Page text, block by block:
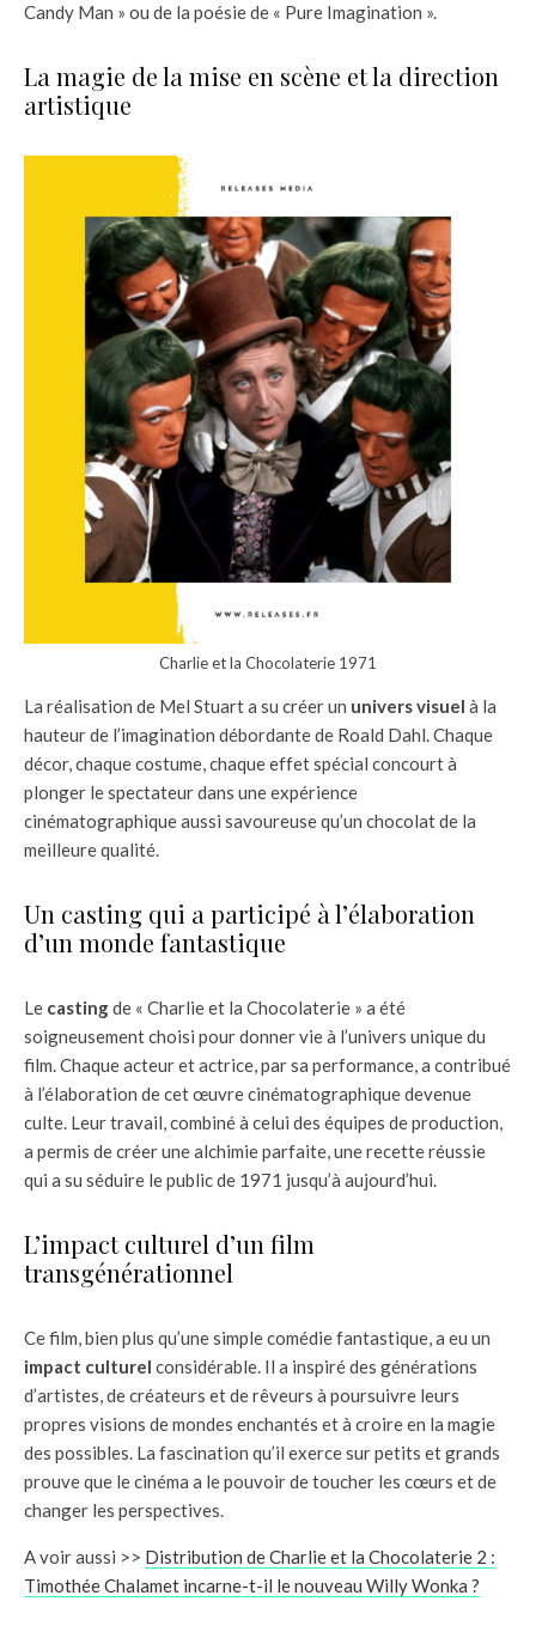
Candy Man » ou de la poésie de « Pure Imagination ».
La magie de la mise en scène et la direction
artistique
Charlie et la Chocolaterie 1971
La réalisation de Mel Stuart a su créer un univers visuel à la
hauteur de l’imagination débordante de Roald Dahl. Chaque
décor, chaque costume, chaque effet spécial concourt à
plonger le spectateur dans une expérience
cinématographique aussi savoureuse qu’un chocolat de la
meilleure qualité.
Un casting qui a participé à l’élaboration
d’un monde fantastique
Le castingde « Charlie et la Chocolaterie » a été
soigneusement choisi pour donner vie à l’univers unique du
film. Chaque acteur et actrice, par sa performance, a contribué
à l’élaboration de cet œuvre cinématographique devenue
culte. Leur travail, combiné à celui des équipes de production,
a permis de créer une alchimie parfaite, une recette réussie
qui a su séduire le public de 1971 jusqu’à aujourd’hui.
L’impact culturel d’un film
transgénérationnel
Ce film, bien plus qu’une simple comédie fantastique, a eu un
impact culturel considérable. Il a inspiré des générations
d’artistes, de créateurs et de rêveurs à poursuivre leurs
propres visions de mondes enchantés et à croire en la magie
des possibles. La fascination qu’il exerce sur petits et grands
prouve que le cinéma a le pouvoir de toucher les cœurs et de
changer les perspectives.
A voir aussi >> Distribution de Charlie et la Chocolaterie 2 :
Timothée Chalamet incarne-t-il le nouveau Willy Wonka ?